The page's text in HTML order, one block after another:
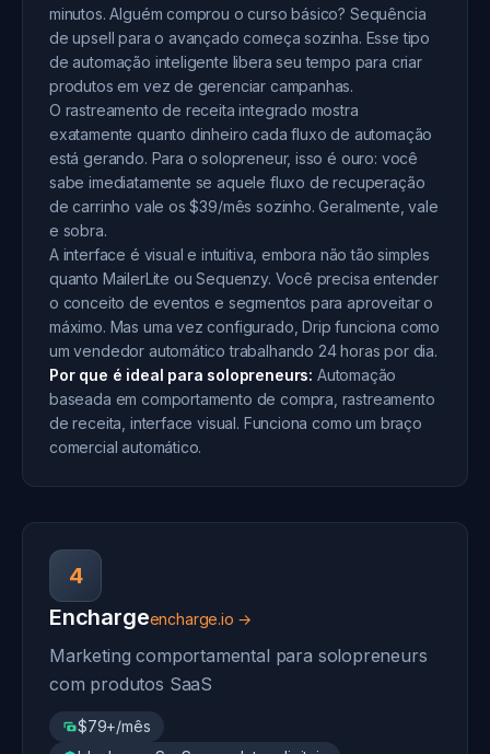
minutos. Alguém comprou o curso básico? Sequência
de upsell para o avançado começa sozinha. Esse tipo
de automação inteligente libera seu tempo para criar
produtos em vez de gerenciar campanhas.
O rastreamento de receita integrado mostra
exatamente quanto dinheiro cada fluxo de automação
está gerando. Para o solopreneur, isso é ouro: você
sabe imediatamente se aquele fluxo de recuperação
de carrinho vale os $39/mês sozinho. Geralmente, vale
e sobra.
A interface é visual e intuitiva, embora não tão simples
quanto MailerLite ou Sequenzy. Você precisa entender
o conceito de eventos e segmentos para aproveitar o
máximo. Mas uma vez configurado, Drip funciona como
um vendedor automático trabalhando 24 horas por dia.
Por que é ideal para solopreneurs: Automação
baseada em comportamento de compra, rastreamento
de receita, interface visual. Funciona como um braço
comercial automático.
4
Enchargeencharge.io →
Marketing comportamental para solopreneurs
com produtos SaaS
$79+/mês